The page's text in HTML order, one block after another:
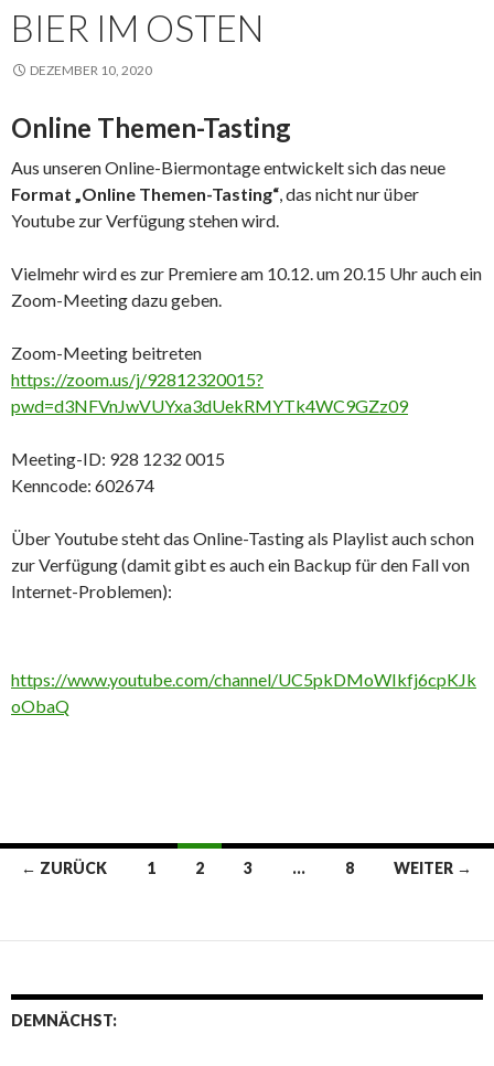
BIER IM OSTEN
DEZEMBER 10, 2020
Online Themen-Tasting
Aus unseren Online-Biermontage entwickelt sich das neue
Format „Online Themen-Tasting“, das nicht nur über
Youtube zur Verfügung stehen wird.
Vielmehr wird es zur Premiere am 10.12. um 20.15 Uhr auch ein
Zoom-Meeting dazu geben.
Zoom-Meeting beitreten
https://zoom.us/j/92812320015?
pwd=d3NFVnJwVUYxa3dUekRMYTk4WC9GZz09
Meeting-ID: 928 1232 0015
Kenncode: 602674
Über Youtube steht das Online-Tasting als Playlist auch schon
zur Verfügung (damit gibt es auch ein Backup für den Fall von
Internet-Problemen):
https://www.youtube.com/channel/UC5pkDMoWIkfj6cpKJk
oObaQ
Navigation
← ZURÜCK 1 2 3 … 8 WEITER →
DEMNÄCHST: